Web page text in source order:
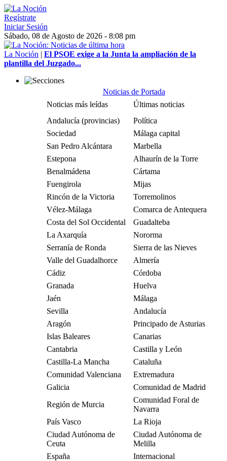
Regístrate
Iniciar Sesión
Sábado, 08 de Agosto de 2026 - 8:08 pm
La Noción | El PSOE exige a la Junta la ampliación de la
plantilla del Juzgado...
Noticias de Portada
Noticias más leídas
Últimas noticias
Andalucía (provincias)
Política
Sociedad
Málaga capital
San Pedro Alcántara
Marbella
Estepona
Alhaurín de la Torre
Benalmádena
Cártama
Fuengirola
Mijas
Rincón de la Victoria
Torremolinos
Vélez-Málaga
Comarca de Antequera
Costa del Sol Occidental
Guadalteba
La Axarquía
Nororma
Serranía de Ronda
Sierra de las Nieves
Valle del Guadalhorce
Almería
Cádiz
Córdoba
Granada
Huelva
Jaén
Málaga
Sevilla
Andalucía
Aragón
Principado de Asturias
Islas Baleares
Canarias
Cantabria
Castilla y León
Castilla-La Mancha
Cataluña
Comunidad Valenciana
Extremadura
Galicia
Comunidad de Madrid
Región de Murcia
Comunidad Foral de
Navarra
País Vasco
La Rioja
Ciudad Autónoma de
Ceuta
Ciudad Autónoma de
Melilla
España
Internacional